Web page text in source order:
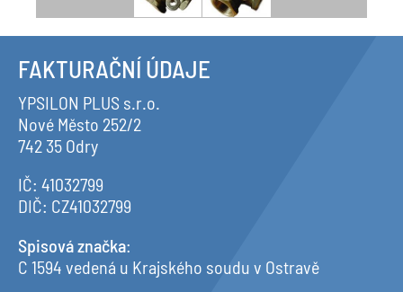
FAKTURAČNÍ ÚDAJE
YPSILON PLUS s.r.o.
Nové Město 252/2
742 35 Odry
IČ: 41032799
DIČ: CZ41032799
Spisová značka:
C 1594 vedená u Krajského soudu v Ostravě